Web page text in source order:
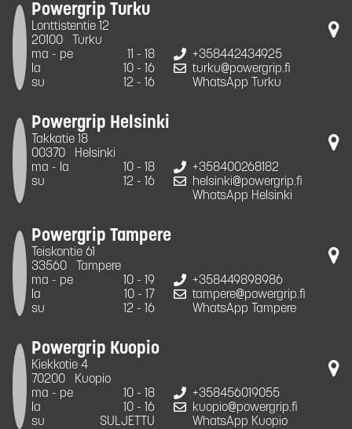
Powergrip Turku
Lonttistentie 12
20100
Turku
ma - pe
11 - 18
la
10 - 16
su
12 - 16
+358442434925
turku@powergrip.fi
WhatsApp Turku
Powergrip Helsinki
Takkatie 18
00370
Helsinki
ma - la
10 - 18
su
12 - 16
+358400268182
helsinki@powergrip.fi
WhatsApp Helsinki
Powergrip Tampere
Teiskontie 61
33560
Tampere
ma - pe
10 - 19
la
10 - 17
su
12 - 16
+358449898986
tampere@powergrip.fi
WhatsApp Tampere
Powergrip Kuopio
Kiekkotie 4
70200
Kuopio
ma - pe
10 - 18
la
10 - 16
su
SULJETTU
+358456019055
kuopio@powergrip.fi
WhatsApp Kuopio